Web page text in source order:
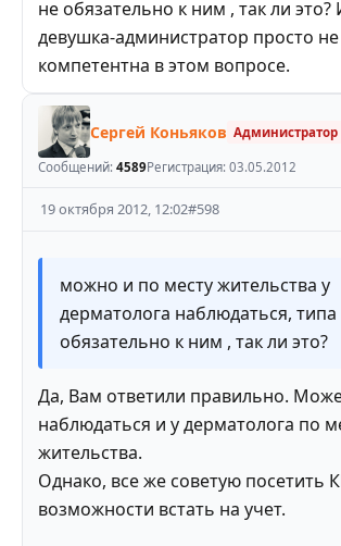
не обязательно к ним , так ли это?
девушка-администратор просто не
компетентна в этом вопросе.
Сергей Коньяков Администратор
Сообщений: 4589Регистрация: 03.05.2012
19 октября 2012, 12:02#598
можно и по месту жительства у
дерматолога наблюдаться, типа
обязательно к ним , так ли это?
Да, Вам ответили правильно.
наблюдаться и у дерматолога по
жительства.
Однако, все же советую посетить
возможности встать на учет.